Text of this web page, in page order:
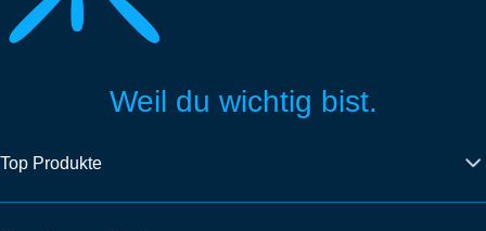
Weil du wichtig bist.
Top Produkte